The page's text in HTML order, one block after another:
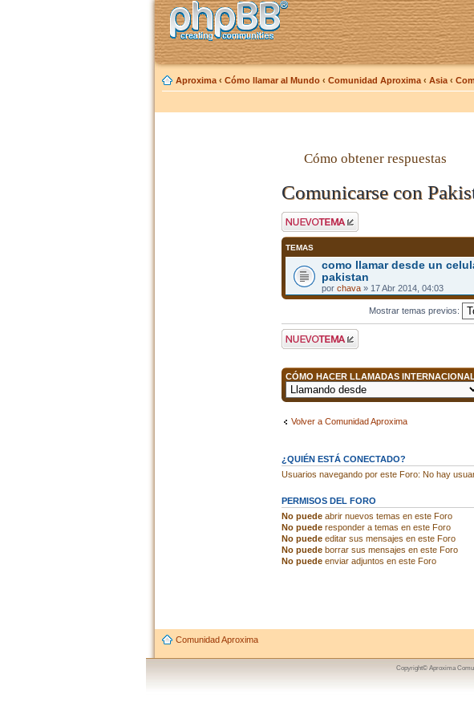
Aproxima ‹ Cómo llamar al Mundo ‹ Comunidad Aproxima ‹ Asia ‹
Cómo obtener respuestas
Comunicarse con
Publicar un nuevo
tema
TEMAS
como llamar desde un
pakistan
por chava» 17 Abr 2014, 04:03
Mostrar temas previos:
Publicar un nuevo
tema
CÓMO HACER LLAMADAS
Volver a Comunidad Aproxima
¿QUIÉN ESTÁ CONECTADO?
Usuarios navegando por este Foro: No hay
PERMISOS DEL FORO
No puedeabrir nuevos temas en este Foro
No puederesponder a temas en este Foro
No puedeeditar sus mensajes en este Foro
No puedeborrar sus mensajes en este Foro
No puedeenviar adjuntos en este Foro
Comunidad Aproxima
Copyright© Aproxima